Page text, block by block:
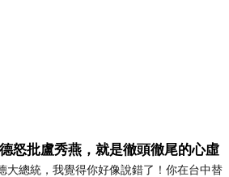
怒批盧秀燕，就是徹頭徹尾的心虛
大總統，我覺得你好像說錯了！你在台中替